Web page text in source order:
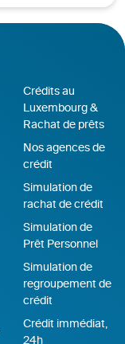
Crédits au
Luxembourg &
Rachat de prêts
Nos agences de
crédit
Simulation de
rachat de crédit
Simulation de
Prêt Personnel
Simulation de
regroupement de
crédit
Crédit immédiat,